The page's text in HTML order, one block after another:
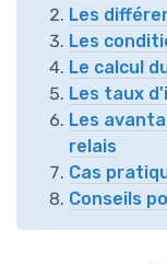
Les
Les
Le calcul
Les taux
Les
relais
Cas
Conseils